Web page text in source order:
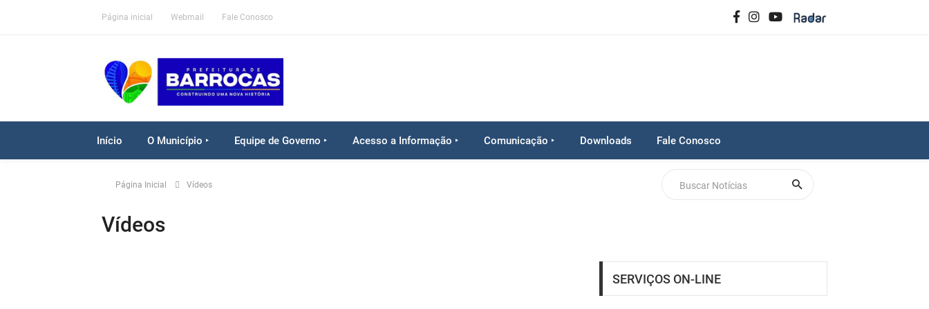
Página inicial Webmail Fale Conosco
Início O Município ‣ Equipe de Governo ‣ Acesso a Informação ‣ Comunicação ‣ Downloads Fale Conosco
Página Inicial Vídeos
Vídeos
SERVIÇOS ON-LINE